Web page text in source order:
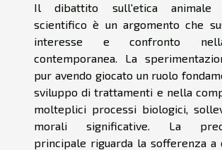
Il dibattito sull'etica animale
scientifico è un argomento che
interesse e confronto
contemporanea. La
pur avendo giocato un ruolo
sviluppo di trattamenti e nella
molteplici processi biologici,
morali significative. La
principale riguarda la sofferenza a